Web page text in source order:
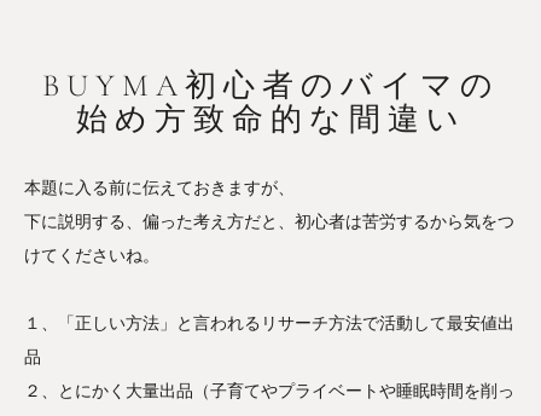
BUYMA初心者のバイマの
始め方致命的な間違い
本題に入る前に伝えておきますが、
下に説明する、偏った考え方だと、初心者は苦労するから気をつ
けてくださいね。
１、「正しい方法」と言われるリサーチ方法で活動して最安値出
品
２、とにかく大量出品（子育てやプライベートや睡眠時間を削っ